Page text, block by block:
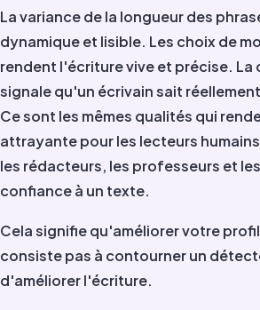
La variance de la longueur des
dynamique et lisible. Les choix de
rendent l'écriture vive et précise. La
signale qu'un écrivain sait
Ce sont les mêmes qualités qui
attrayante pour les lecteurs
les rédacteurs, les professeurs et
confiance à un texte.
Cela signifie qu'améliorer votre
consiste pas à contourner un
d'améliorer l'écriture.